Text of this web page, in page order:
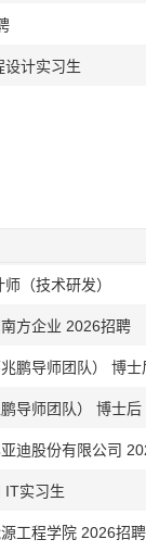
设计实习生
（技术研发）
方企业 2026招聘
鹏导师团队） 博士
导师团队） 博士后
迪股份有限公司
IT实习生
工程学院 2026招